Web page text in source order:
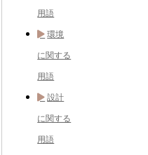
用語
環境
に関する
用語
設計
に関する
用語